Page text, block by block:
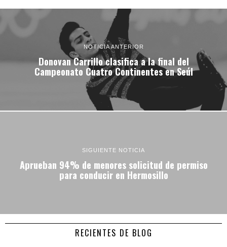
NOTICIA ANTERIOR
Donovan Carrillo clasifica a la final del
Campeonato Cuatro Continentes en Seúl
SIGUIENTE NOTICIA
Aprueban 94% de menores solicitud de permiso
para conducir en Hermosillo
RECIENTES DE BLOG